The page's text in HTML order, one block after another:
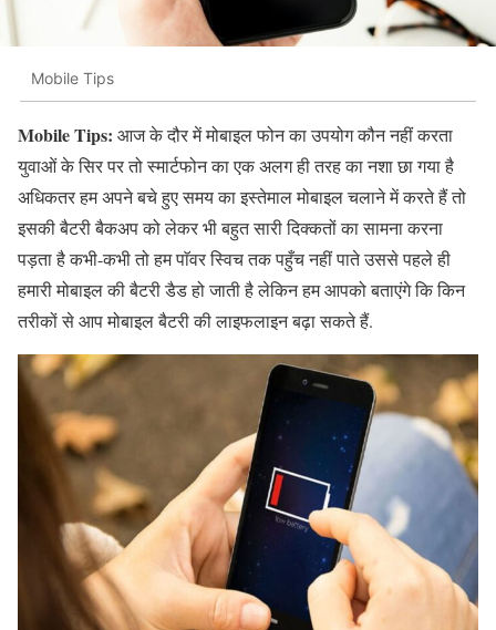
Mobile Tips
Mobile Tips: आज के दौर में मोबाइल फोन का उपयोग कौन नहीं करता
युवाओं के सिर पर तो स्मार्टफोन का एक अलग ही तरह का नशा छा गया है
अधिकतर हम अपने बचे हुए समय का इस्तेमाल मोबाइल चलाने में करते हैं तो
इसकी बैटरी बैकअप को लेकर भी बहुत सारी दिक्कतों का सामना करना
पड़ता है कभी-कभी तो हम पाॅवर स्विच तक पहुँच नहीं पाते उससे पहले ही
हमारी मोबाइल की बैटरी डैड हो जाती है लेकिन हम आपको बताएंगे कि किन
तरीकों से आप मोबाइल बैटरी की लाइफलाइन बढ़ा सकते हैं.